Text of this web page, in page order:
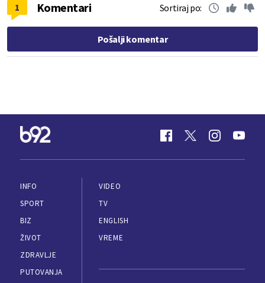
1 Komentari Sortiraj po:
Pošalji komentar
INFO
SPORT
BIZ
ŽIVOT
ZDRAVLJE
PUTOVANJA
VIDEO
TV
ENGLISH
VREME